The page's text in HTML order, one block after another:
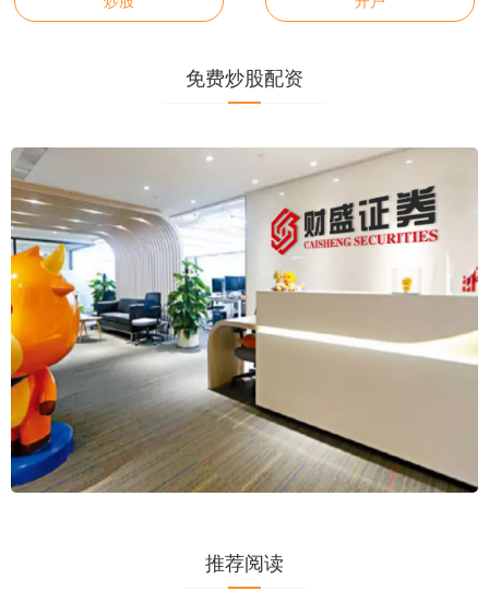
免费炒股配资
推荐阅读